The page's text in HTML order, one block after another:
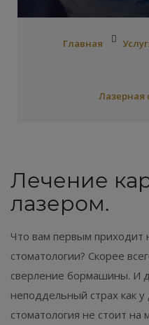
Главная
Лазерная
Лечение
лазером. ⠀
Что вам первым приходит
стоматологии? Скорее
сверление бормашины. И
неподдельный страх как
стоматология не стоит на